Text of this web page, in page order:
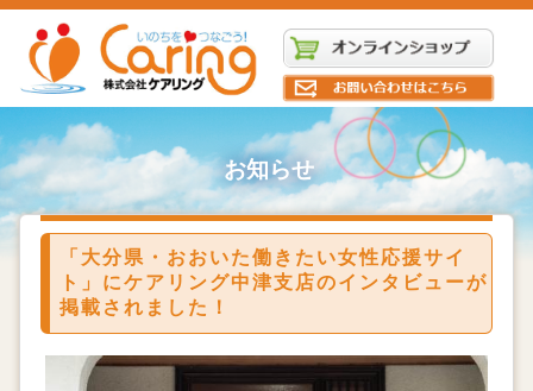
お知らせ
「大分県・おおいた働きたい女性応援サイ
ト」にケアリング中津支店のインタビューが
掲載されました！